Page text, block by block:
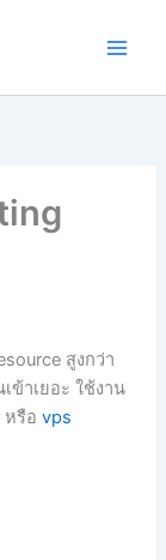
สูงกว่า
ข้าเยอะ ใช้งาน
หรือvps